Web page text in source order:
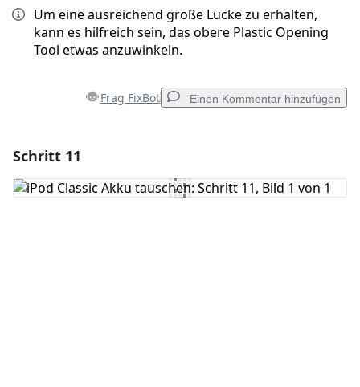
Um eine ausreichend große Lücke zu erhalten,
kann es hilfreich sein, das obere Plastic Opening
Tool etwas anzuwinkeln.
Frag FixBot Einen Kommentar hinzufügen
Kommentar hinzufügen
Schritt 11